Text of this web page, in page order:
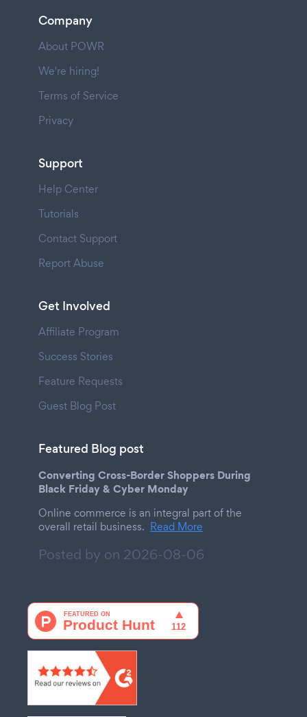
Company
About POWR
We're hiring!
Terms of Service
Privacy
Support
Help Center
Tutorials
Contact Support
Report Abuse
Get Involved
Affiliate Program
Success Stories
Feature Requests
Guest Blog Post
Featured Blog post
Converting Cross-Border Shoppers During
Black Friday & Cyber Monday
Online commerce is an integral part of the
overall retail business. Read More
Posted by on 2026-08-06